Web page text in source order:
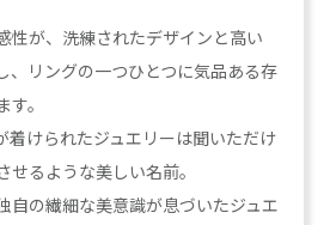
性が、洗練されたデザインと高い
、リングの一つひとつに気品ある存
。
着けられたジュエリーは聞いただけ
るような美しい名前。
自の繊細な美意識が息づいたジュエ